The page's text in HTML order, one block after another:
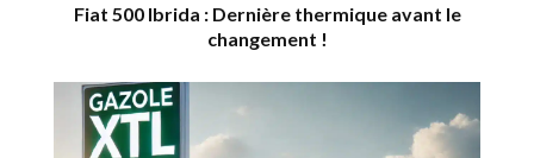
Fiat 500 Ibrida : Dernière thermique avant le
changement !